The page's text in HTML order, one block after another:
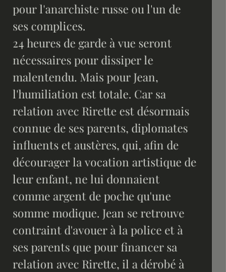
pour l'anarchiste russe ou l'un de
ses complices.
24 heures de garde à vue seront
nécessaires pour dissiper le
malentendu. Mais pour Jean,
l'humiliation est totale. Car sa
relation avec Rirette est désormais
connue de ses parents, diplomates
influents et austères, qui, afin de
décourager la vocation artistique de
leur enfant, ne lui donnaient
comme argent de poche qu'une
somme modique. Jean se retrouve
contraint d'avouer à la police et à
ses parents que pour financer sa
relation avec Rirette, il a dérobé à